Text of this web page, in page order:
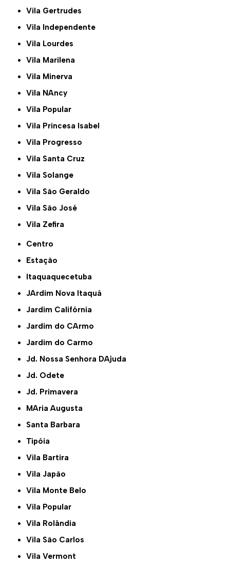
Vila Gertrudes
Vila Independente
Vila Lourdes
Vila Marilena
Vila Minerva
Vila NAncy
Vila Popular
Vila Princesa Isabel
Vila Progresso
Vila Santa Cruz
Vila Solange
Vila São Geraldo
Vila São José
Vila Zefira
Centro
Estação
Itaquaquecetuba
JArdim Nova Itaquá
Jardim Califórnia
Jardim do CArmo
Jardim do Carmo
Jd. Nossa Senhora DAjuda
Jd. Odete
Jd. Primavera
MAria Augusta
Santa Barbara
Tipóia
Vila Bartira
Vila Japão
Vila Monte Belo
Vila Popular
Vila Rolândia
Vila São Carlos
Vila Vermont